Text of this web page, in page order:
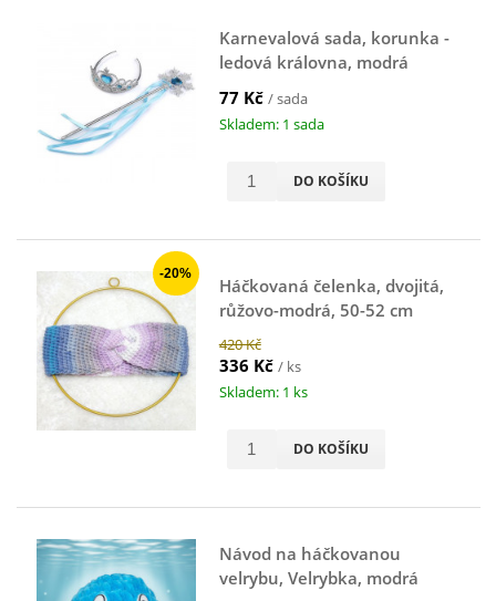
Karnevalová sada, korunka -
ledová královna, modrá
77 Kč / sada
Skladem: 1 sada
DO KOŠÍKU
-20%
Háčkovaná čelenka, dvojitá,
růžovo-modrá, 50-52 cm
420 Kč
336 Kč / ks
Skladem: 1 ks
DO KOŠÍKU
Návod na háčkovanou
velrybu, Velrybka, modrá